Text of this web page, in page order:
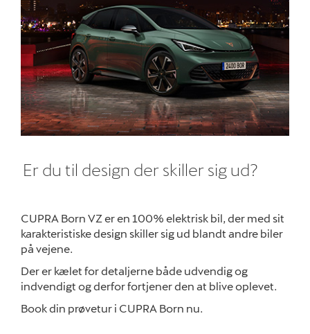
Er du til design der skiller sig ud?
CUPRA Born VZ er en 100% elektrisk bil, der med sit
karakteristiske design skiller sig ud blandt andre biler
på vejene.
Der er kælet for detaljerne både udvendig og
indvendigt og derfor fortjener den at blive oplevet.
Book din prøvetur i CUPRA Born nu.